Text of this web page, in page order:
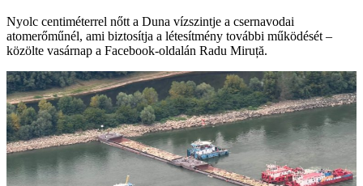
Nyolc centiméterrel nőtt a Duna vízszintje a csernavodai
atomerőműnél, ami biztosítja a létesítmény további működését –
közölte vasárnap a Facebook-oldalán Radu Miruță.